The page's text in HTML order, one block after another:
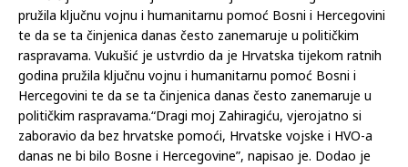
Pozvao se na ratnu ulogu Hrvatske
Vukušić je ustvrdio da je Hrvatska tijekom ratnih godina
pružila ključnu vojnu i humanitarnu pomoć Bosni i Hercegovini
te da se ta činjenica danas često zanemaruje u političkim
raspravama. Vukušić je ustvrdio da je Hrvatska tijekom ratnih
godina pružila ključnu vojnu i humanitarnu pomoć Bosni i
Hercegovini te da se ta činjenica danas često zanemaruje u